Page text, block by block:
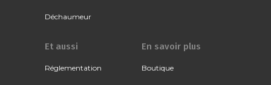
Déchaumeur
Et aussi
Réglementation
En savoir plus
Boutique